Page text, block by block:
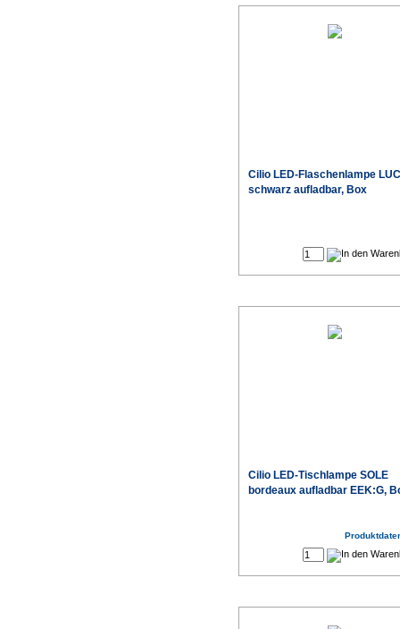
Cilio LED-Flaschenlampe
schwarz aufladbar, Box
Cilio LED-Tischlampe SOLE
bordeaux aufladbar EEK:G,